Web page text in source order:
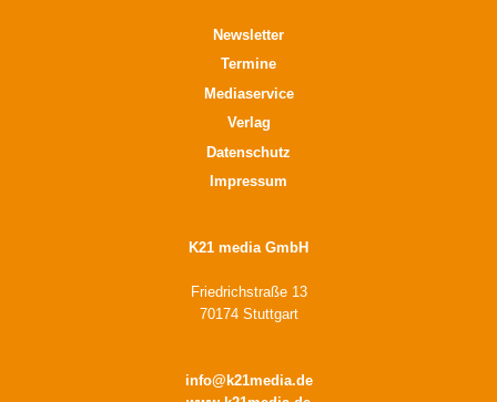
Newsletter
Termine
Mediaservice
Verlag
Datenschutz
Impressum
K21 media GmbH
Friedrichstraße 13
70174 Stuttgart
info@k21media.de